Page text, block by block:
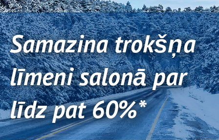
Samazina trokšņa
līmeni salonā par
līdz pat 60%*